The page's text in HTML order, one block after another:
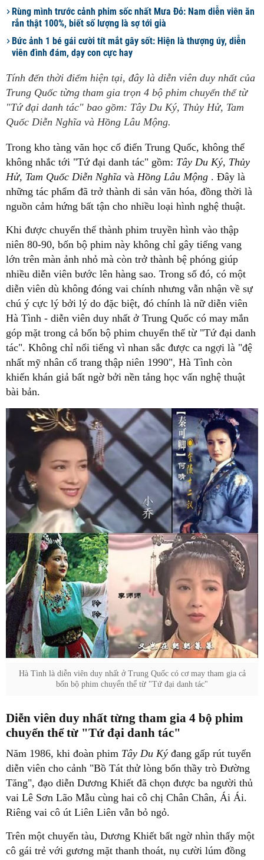
Rùng mình trước cảnh phim sốc nhất Mưa Đỏ: Nam diễn viên ăn
rắn thật 100%, biết số lượng là sợ tới già
Bức ảnh 1 bé gái cười tít mắt gây sốt: Hiện là thượng úy, diễn
viên đình đám, dạy con cực hay
Tính đến thời điểm hiện tại, đây là diễn viên duy nhất của
Trung Quốc từng tham gia trọn 4 bộ phim chuyển thể từ
"Tứ đại danh tác" bao gồm: Tây Du Ký, Thủy Hử, Tam
Quốc Diễn Nghĩa và Hồng Lâu Mộng.
Trong kho tàng văn học cổ điển Trung Quốc, không thể
không nhắc tới "Tứ đại danh tác" gồm: Tây Du Ký, Thủy
Hử, Tam Quốc Diễn Nghĩa và Hồng Lâu Mộng . Đây là
những tác phẩm đã trở thành di sản văn hóa, đồng thời là
nguồn cảm hứng bất tận cho nhiều loại hình nghệ thuật.
Khi được chuyển thể thành phim truyền hình vào thập
niên 80-90, bốn bộ phim này không chỉ gây tiếng vang
lớn trên màn ảnh nhỏ mà còn trở thành bệ phóng giúp
nhiều diễn viên bước lên hàng sao. Trong số đó, có một
diễn viên dù không đóng vai chính nhưng vẫn nhận về sự
chú ý cực lý bởi lý do đặc biệt, đó chính là nữ diễn viên
Hà Tình - diễn viên duy nhất ở Trung Quốc có may mắn
góp mặt trong cả bốn bộ phim chuyển thể từ "Tứ đại danh
tác". Không chỉ nổi tiếng vì nhan sắc được ca ngợi là "đệ
nhất mỹ nhân cổ trang thập niên 1990", Hà Tình còn
khiến khán giả bất ngờ bởi nền tảng học vấn nghệ thuật
bài bản.
Hà Tình là diễn viên duy nhất ở Trung Quốc có cơ may tham gia cả
bốn bộ phim chuyển thể từ "Tứ đại danh tác"
Diễn viên duy nhất từng tham gia 4 bộ phim
chuyển thể từ "Tứ đại danh tác"
Năm 1986, khi đoàn phim Tây Du Ký đang gấp rút tuyển
diễn viên cho cảnh "Bồ Tát thử lòng bốn thầy trò Đường
Tăng", đạo diễn Dương Khiết đã chọn được ba người thủ
vai Lê Sơn Lão Mẫu cùng hai cô chị Chân Chân, Ái Ái.
Riêng vai cô út Liên Liên vẫn bỏ ngỏ.
Trên một chuyến tàu, Dương Khiết bất ngờ nhìn thấy một
cô gái trẻ với gương mặt thanh thoát, nụ cười lúm đồng